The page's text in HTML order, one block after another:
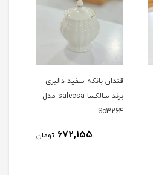
قندان بانکه سفید دالبری
برند سالکسا salecsa مدل
Sc3264
672,155 تومان